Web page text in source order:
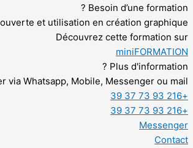
Besoin d’une formation ?
et utilisation en création graphique.
Découvrez cette formation sur
miniFORMATION
Plus d'information ?
via Whatsapp, Mobile, Messenger ou mail.
+216 93 73 37 39
+216 93 73 37 39
Messenger
Contact